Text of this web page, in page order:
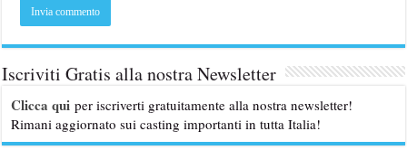
Iscriviti Gratis alla nostra Newsletter
Clicca qui per iscriverti gratuitamente alla nostra newsletter!
Rimani aggiornato sui casting importanti in tutta Italia!